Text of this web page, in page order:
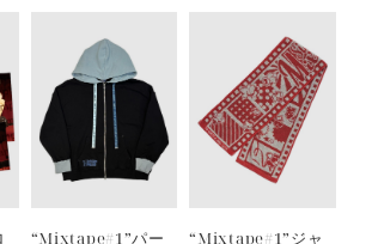
“Mixtape#1”パー
“Mixtape#1”ジャ